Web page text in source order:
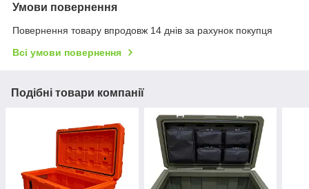
Умови повернення
Повернення товару впродовж 14 днів за рахунок покупця
Всі умови повернення
Подібні товари компанії